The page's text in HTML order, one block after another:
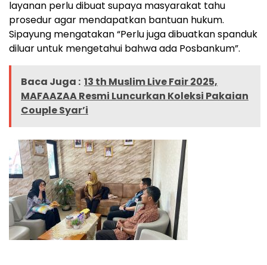
layanan perlu dibuat supaya masyarakat tahu
prosedur agar mendapatkan bantuan hukum.
Sipayung mengatakan “Perlu juga dibuatkan spanduk
diluar untuk mengetahui bahwa ada Posbankum”.
Baca Juga : 13 th Muslim Live Fair 2025,
MAFAAZAA Resmi Luncurkan Koleksi Pakaian
Couple Syar’i